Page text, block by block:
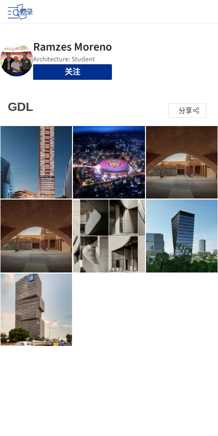
登录
关注
GDL 分享